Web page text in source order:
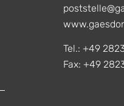
Tel.: +49
Fax: +49